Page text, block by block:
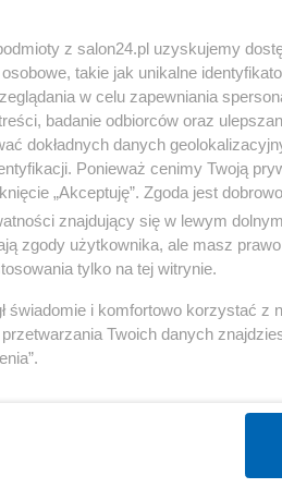
Port Komunikacyjny
z salon24.pl uzyskujemy
takie jak unikalne
w celu zapewniania
badanie odbiorców oraz
dokładnych danych
Ponieważ cenimy Twoją
„Akceptuję”. Zgoda jest
znajdujący się w lewym
zgody użytkownika, ale masz
tylko na tej witrynie.
świadomie i komfortowo korzystać z
Twoich danych